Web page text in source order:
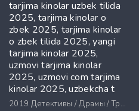
tarjima kinolar uzbek tilida
2025, tarjima kinolar o
zbek 2025, tarjima kinolar
o zbek tilida 2025, yangi
tarjima kinolar 2025,
uzmovi tarjima kinolar
2025, uzmovi com tarjima
kinolar 2025, uzbekcha t
2019 Детективы / Драмы / Триллеры / Ужасы